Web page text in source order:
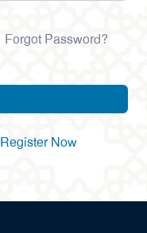
Forgot Password?
Register Now